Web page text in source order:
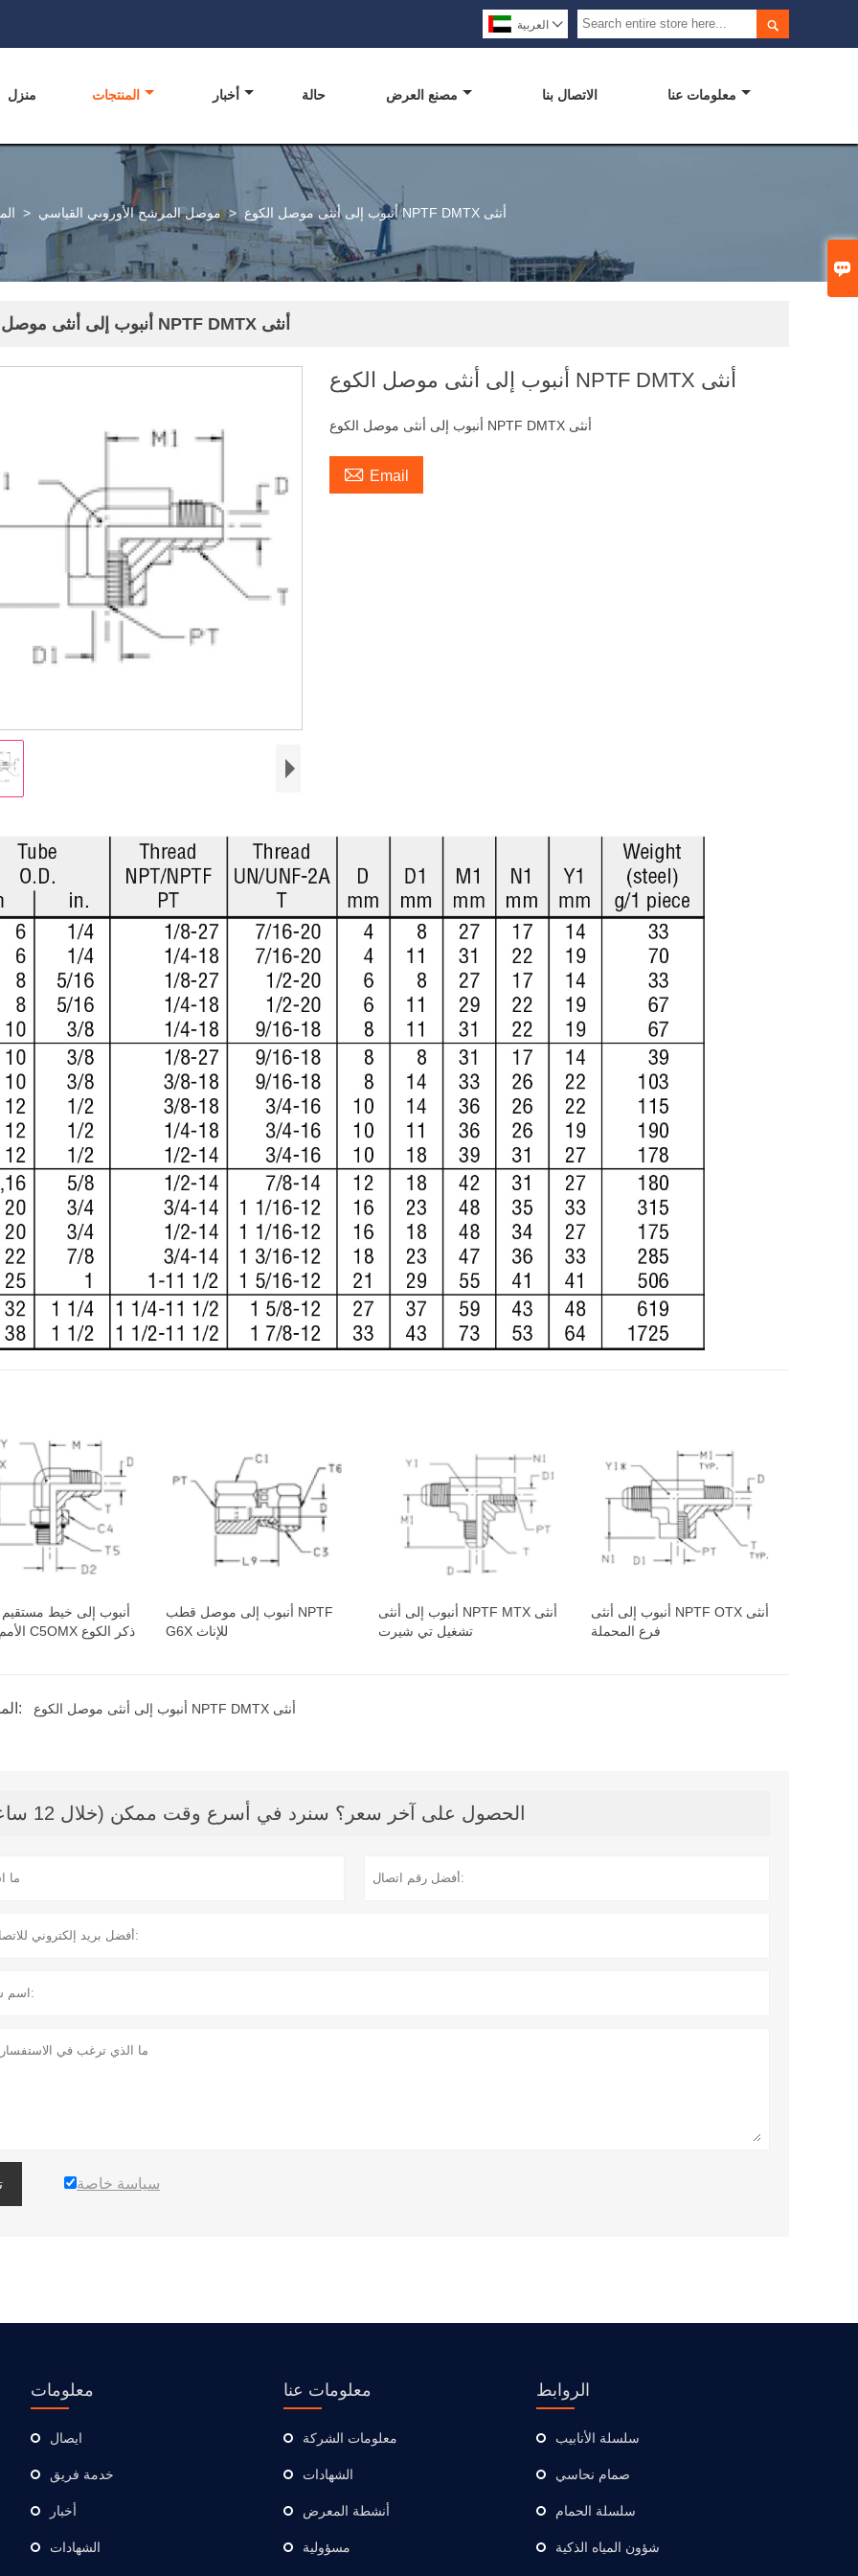

 العربية 
منزل المنتجات أخبار حالة مصنع العرض الاتصال بنا معلومات عنا
> موصل المرشح الأوروبي القياسي > أنبوب إلى أنثى موصل الكوع NPTF DMTX أنثى
أنبوب إلى أنثى موصل الكوع NPTF DMTX أنثى
أنبوب إلى أنثى موصل الكوع NPTF DMTX أنثى
أنبوب إلى أنثى موصل الكوع NPTF DMTX أنثى
 Email
أنبوب إلى خيط
الأمم المتحدة C5OMX ذكر الكوع
أنبوب إلى موصل قطب NPTF
G6X للإناث
أنبوب إلى أنثى NPTF MTX أنثى
تشغيل تي شيرت
أنبوب إلى أنثى NPTF OTX أنثى
فرع المحملة
المنتج الوسم: أنبوب إلى أنثى موصل الكوع NPTF DMTX أنثى
الحصول على آخر سعر؟ سنرد في أسرع وقت ممكن (خلال 12 ساعة)
سياسة خاصة
معلومات
ايصال
خدمة فريق
أخبار
الشهادات
معلومات عنا
معلومات الشركة
الشهادات
أنشطة المعرض
مسؤولية
الروابط
سلسلة الأنابيب
صمام نحاسي
سلسلة الحمام
شؤون المياه الذكية